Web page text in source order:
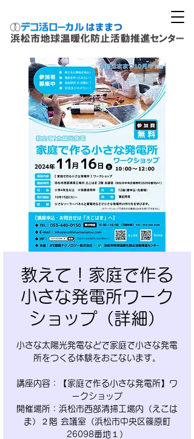
教えて！家庭で作る
小さな発電所ワーク
ショップ（詳細）
小さな太陽光発電などで家庭で小さな発電
所をつくる体験をおこないます。
講座内容：【家庭で作る小さな発電所】ワ
ークショップ
開催場所：浜松市西部清掃工場内（えこは
ま）２階 会議室（浜松市中央区篠原町
26098番地１）